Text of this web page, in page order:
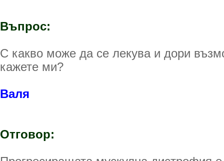
Въпрос:
С какво може да се лекува и дори
кажете ми?
Валя
Отговор: